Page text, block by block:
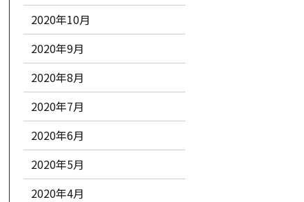
2020年10月
2020年9月
2020年8月
2020年7月
2020年6月
2020年5月
2020年4月